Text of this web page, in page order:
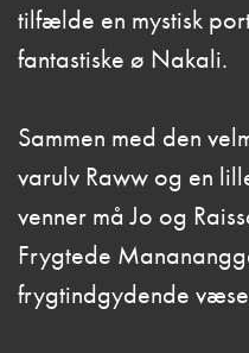
tilfælde en mystisk
fantastiske ø Nakali.
Sammen med den
varulv Raww og en
venner må Jo og
Frygtede
frygtindgydende